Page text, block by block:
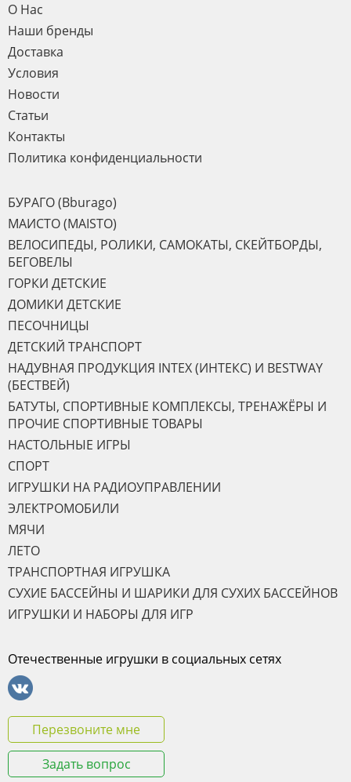
О Нас
Наши бренды
Доставка
Условия
Новости
Статьи
Контакты
Политика конфиденциальности
БУРАГО (Bburago)
МАИСТО (MAISTO)
ВЕЛОСИПЕДЫ, РОЛИКИ, САМОКАТЫ, СКЕЙТБОРДЫ,
БЕГОВЕЛЫ
ГОРКИ ДЕТСКИЕ
ДОМИКИ ДЕТСКИЕ
ПЕСОЧНИЦЫ
ДЕТСКИЙ ТРАНСПОРТ
НАДУВНАЯ ПРОДУКЦИЯ INTEX (ИНТЕКС) И BESTWAY
(БЕСТВЕЙ)
БАТУТЫ, СПОРТИВНЫЕ КОМПЛЕКСЫ, ТРЕНАЖЁРЫ И
ПРОЧИЕ СПОРТИВНЫЕ ТОВАРЫ
НАСТОЛЬНЫЕ ИГРЫ
СПОРТ
ИГРУШКИ НА РАДИОУПРАВЛЕНИИ
ЭЛЕКТРОМОБИЛИ
МЯЧИ
ЛЕТО
ТРАНСПОРТНАЯ ИГРУШКА
СУХИЕ БАССЕЙНЫ И ШАРИКИ ДЛЯ СУХИХ БАССЕЙНОВ
ИГРУШКИ И НАБОРЫ ДЛЯ ИГР
Отечественные игрушки в социальных сетях
Перезвоните мне
Задать вопрос